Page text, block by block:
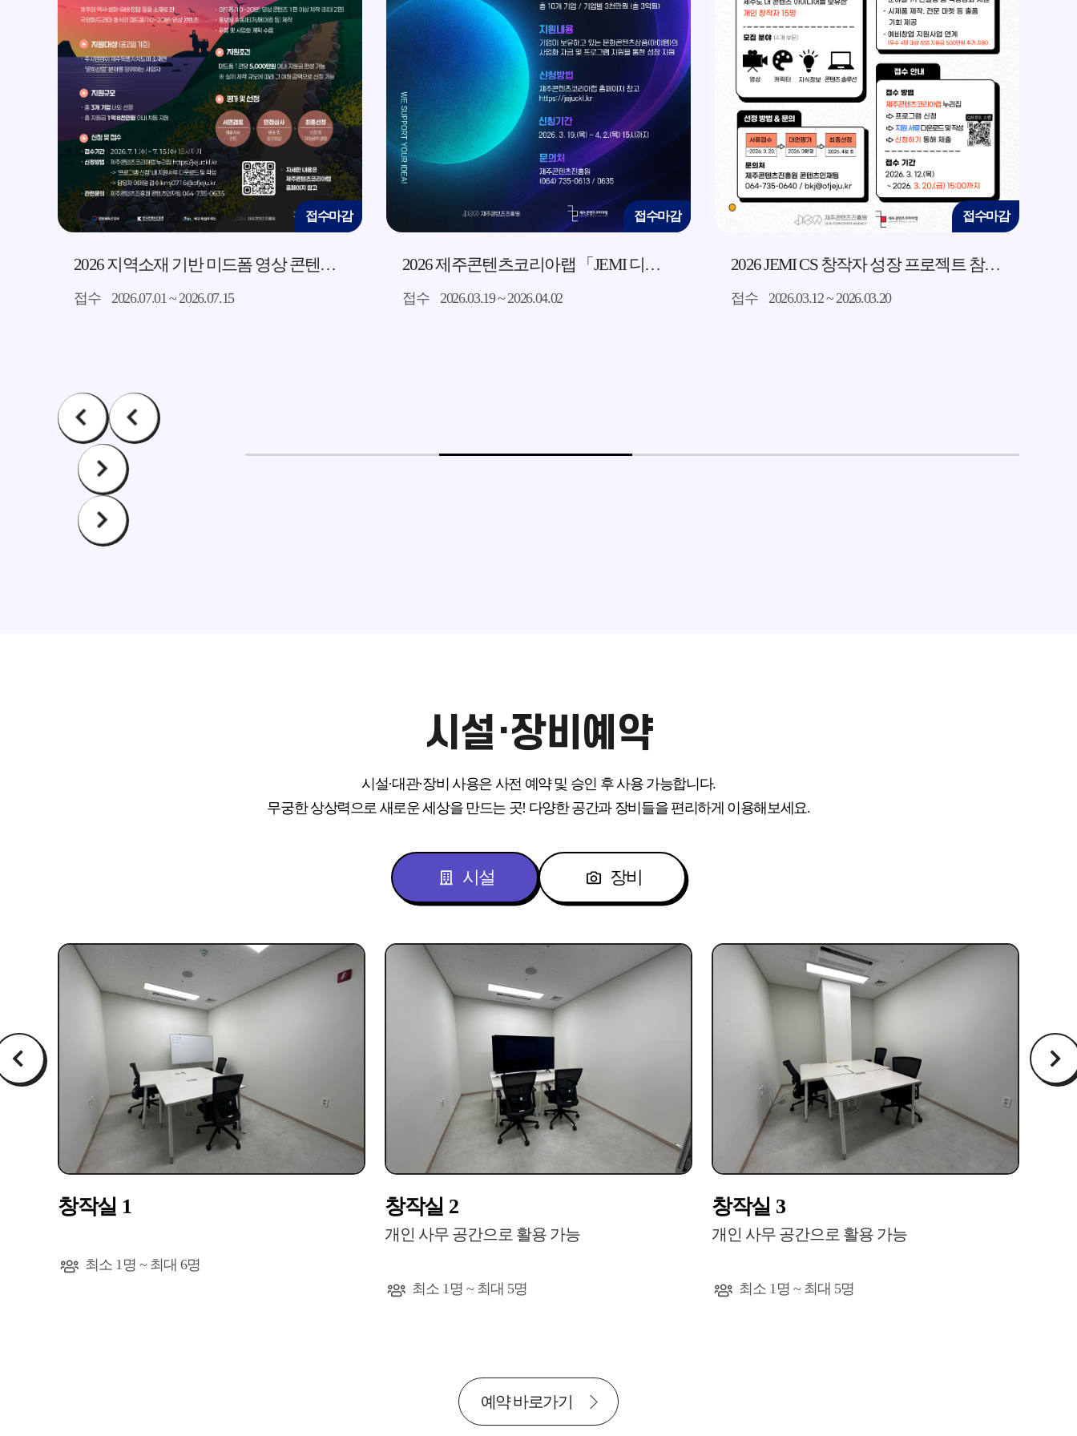
접수마감
2026 지역소재 기반 미드폼 영상 콘텐츠 제작 지원사업 모집 공고
접수 2026.07.01 ~ 2026.07.15
접수마감
2026 제주콘텐츠코리아랩 「JEMI 디딤돌」 지원사업 모집 공고
접수 2026.03.19 ~ 2026.04.02
접수마감
2026 JEMI CS 창작자 성장 프로젝트 참여자 모집
접수 2026.03.12 ~ 2026.03.20
시설·장비예약
시설·대관·장비 사용은 사전 예약 및 승인 후 사용 가능합니다.
무궁한 상상력으로 새로운 세상을 만드는 곳! 다양한 공간과 장비들을 편리하게 이용해보세요.
시설 장비
창작실 1
최소 1명 ~ 최대 6명
창작실 2
개인 사무 공간으로 활용 가능
최소 1명 ~ 최대 5명
창작실 3
개인 사무 공간으로 활용 가능
최소 1명 ~ 최대 5명
예약 바로가기